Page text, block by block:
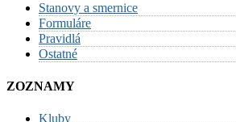
Stanovy a smernice
Formuláre
Pravidlá
Ostatné
ZOZNAMY
Kluby